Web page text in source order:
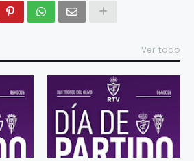
Ver todo